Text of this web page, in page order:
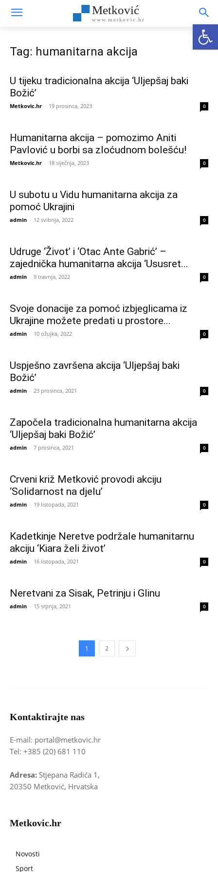
Metković
www.metkovic.hr
Tag: humanitarna akcija
U tijeku tradicionalna akcija ‘Uljepšaj baki
Božić’
Metkovic.hr - 19 prosinca, 2023 0
Humanitarna akcija – pomozimo Aniti
Pavlović u borbi sa zloćudnom bolešću!
Metkovic.hr - 18 siječnja, 2023 0
U subotu u Vidu humanitarna akcija za
pomoć Ukrajini
admin - 12 svibnja, 2022 0
Udruge ‘Život’ i ‘Otac Ante Gabrić’ –
zajednička humanitarna akcija ‘Ususret...
admin - 9 travnja, 2022 0
Svoje donacije za pomoć izbjeglicama iz
Ukrajine možete predati u prostore...
admin - 10 ožujka, 2022 0
Uspješno završena akcija ‘Uljepšaj baki
Božić’
admin - 23 prosinca, 2021 0
Započela tradicionalna humanitarna akcija
‘Uljepšaj baki Božić’
admin - 7 prosinca, 2021 0
Crveni križ Metković provodi akciju
‘Solidarnost na djelu’
admin - 19 listopada, 2021 0
Kadetkinje Neretve podržale humanitarnu
akciju ‘Kiara želi život’
admin - 16 listopada, 2021 0
Neretvani za Sisak, Petrinju i Glinu
admin - 15 srpnja, 2021 0
1 2
Kontaktirajte nas
E-mail: portal@metkovic.hr
Tel: +385 (20) 681 110
Adresa: Stjepana Radića 1,
20350 Metković, Hrvatska
Metkovic.hr
Novosti
Sport